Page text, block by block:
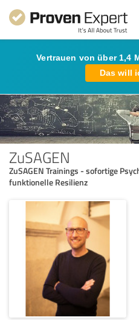
Vertrauen von über 1,4
Das will
ZuSAGEN
ZuSAGEN Trainings - sofortige
funktionelle Resilienz